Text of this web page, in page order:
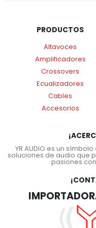
PRODUCTOS
Altavoces
Amplificadores
Crossovers
Ecualizadores
Cables
Accesorios
YR AUDIO es un
soluciones de audio que
pasiones